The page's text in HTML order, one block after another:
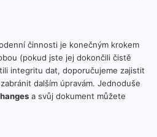
činnosti je konečným krokem
(pokud jste jej dokončili čistě
integritu dat, doporučujeme zajistit
dalším úpravám. Jednoduše
a svůj dokument můžete